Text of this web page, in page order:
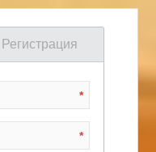
Регистрация
*
*